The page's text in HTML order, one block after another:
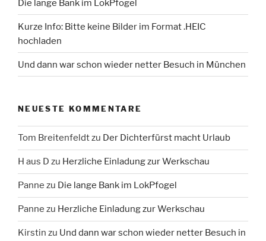
Die lange Bank im LokPfogel
Kurze Info: Bitte keine Bilder im Format .HEIC
hochladen
Und dann war schon wieder netter Besuch in München
NEUESTE KOMMENTARE
Tom Breitenfeldtzu Der Dichterfürst macht Urlaub
H aus D zu Herzliche Einladung zur Werkschau
Panne zu Die lange Bank im LokPfogel
Panne zu Herzliche Einladung zur Werkschau
Kirstin zu Und dann war schon wieder netter Besuch in